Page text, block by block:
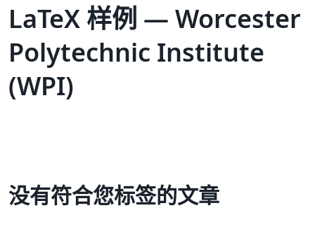
LaTeX 样例 — Worcester
Polytechnic Institute
(WPI)
没有符合您标签的文章